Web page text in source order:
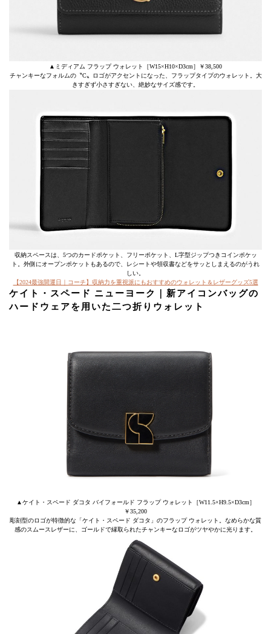
▲ミディアム フラップ ウォレット​［W15×H10×D3cm］￥38,500
チャンキーなフォルムの〝C〟ロゴがアクセントになった、フラップタイプのウォレット​。大
きすぎず小さすぎない、絶妙なサイズ感です。
収納スペースは、5つのカードポケット、フリーポケット、L字型ジップつきコインポケッ
ト。外側にオープンポケットもあるので、レシートや領収書などをサッとしまえるのがうれ
しい。
【2024最強開運日｜コーチ】収納力を重視派にもおすすめのウォレット＆レザーグッズ5選
ケイト・スペード ニューヨーク｜新アイコンバッグの
ハードウェアを用いた二つ折りウォレット
▲ケイト・スペード ダコタ バイフォールド フラップ ウォレット［W11.5×H9.5×D3cm］
￥35,200
彫刻型のロゴが特徴的な「ケイト・スペード ダコタ」のフラップ ウォレット。なめらかな質
感のスムースレザーに、ゴールドで縁取られたチャンキーなロゴがツヤやかに光ります。